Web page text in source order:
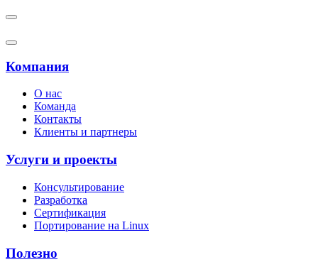
Компания
О нас
Команда
Контакты
Клиенты и партнеры
Услуги и проекты
Консультирование
Разработка
Сертификация
Портирование на Linux
Полезно